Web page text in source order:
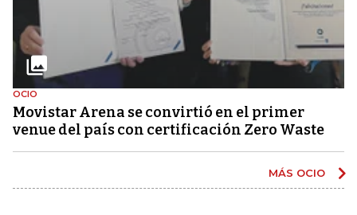
OCIO
Movistar Arena se convirtió en el primer
venue del país con certificación Zero Waste
MÁS OCIO